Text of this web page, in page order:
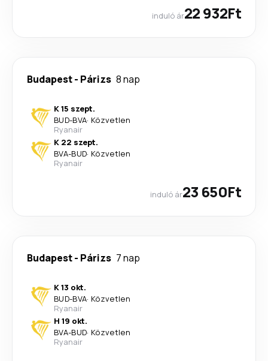
induló ár22 932Ft
Budapest- Párizs 8 nap
K 15 szept.
BUD-BVA· Közvetlen
Ryanair
K 22 szept.
BVA-BUD· Közvetlen
Ryanair
induló ár23 650Ft
Budapest- Párizs 7 nap
K 13 okt.
BUD-BVA· Közvetlen
Ryanair
H 19 okt.
BVA-BUD· Közvetlen
Ryanair